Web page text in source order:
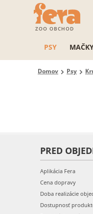
ZOO OBCHOD
PSY
Domov Psy
PRED
Aplikácia Fera
Cena dopravy
Doba realizácie
Dostupnosť